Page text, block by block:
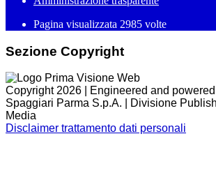
Pagina visualizzata 2985 volte
Sezione Copyright
Copyright 2026 | Engineered and
Spaggiari Parma S.p.A. | Divisione
Media
Disclaimer trattamento dati personali